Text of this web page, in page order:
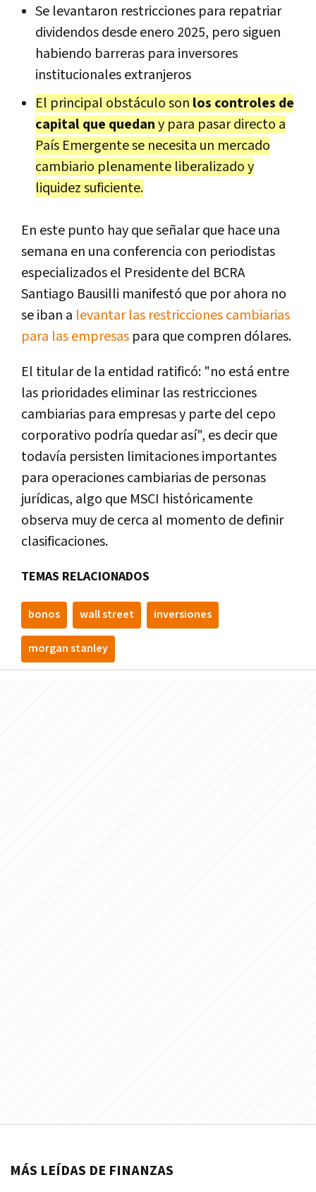
Se levantaron restricciones para repatriar
dividendos desde enero 2025, pero siguen
habiendo barreras para inversores
institucionales extranjeros
El principal obstáculo son los controles de
capital que quedany para pasar directo a
País Emergente se necesita un mercado
cambiario plenamente liberalizado y
liquidez suficiente.
En este punto hay que señalar que hace una
semana en una conferencia con periodistas
especializados el Presidente del BCRA
Santiago Bausilli manifestó que por ahora no
se iban a levantar las restricciones cambiarias
para las empresas para que compren dólares.
El titular de la entidad ratificó: "no está entre
las prioridades eliminar las restricciones
cambiarias para empresas y parte del cepo
corporativo podría quedar así", es decir que
todavía persisten limitaciones importantes
para operaciones cambiarias de personas
jurídicas, algo que MSCI históricamente
observa muy de cerca al momento de definir
clasificaciones.
TEMAS RELACIONADOS
bonos wall street inversiones
morgan stanley
MÁS LEÍDAS DE FINANZAS